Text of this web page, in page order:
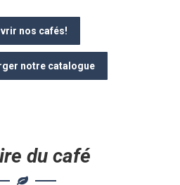
nos cafés!
notre catalogue
du café